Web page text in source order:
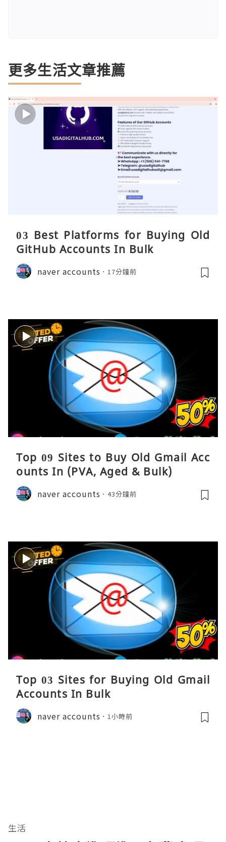
更多生活文章推薦
03 Best Platforms for Buying Old
GitHub Accounts In Bulk
naver accounts 17分鐘前
Top 09 Sites to Buy Old Gmail Acc
ounts In (PVA, Aged & Bulk)
naver accounts 43分鐘前
Top 03 Sites for Buying Old Gmail
Accounts In Bulk
naver accounts 1小時前
生活